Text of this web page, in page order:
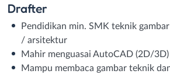
Drafter
Pendidikan min. SMK teknik
/ arsitektur
Mahir menguasai AutoCAD (2D/
Mampu membaca gambar teknik